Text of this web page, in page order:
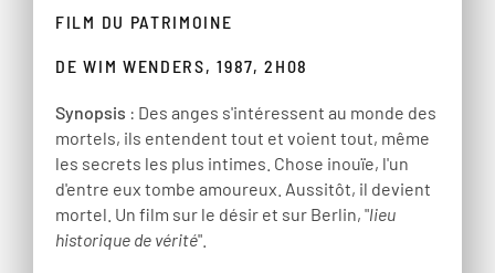
FILM DU PATRIMOINE
DE WIM WENDERS, 1987, 2H08
Synopsis : Des anges s'intéressent au monde des
mortels, ils entendent tout et voient tout, même
les secrets les plus intimes. Chose inouïe, l'un
d'entre eux tombe amoureux. Aussitôt, il devient
mortel. Un film sur le désir et sur Berlin, "lieu
historique de vérité".